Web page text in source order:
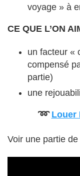
voyage » à
CE QUE L’ON
un facteur «
compensé
partie)
une
➿ Louer
Voir une partie